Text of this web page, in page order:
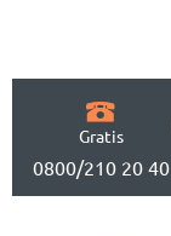
Gratis
0800/210 20 40